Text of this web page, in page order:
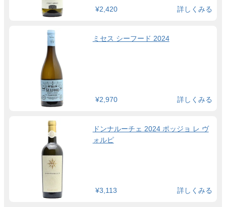
¥2,420 詳しくみる
ミセス シーフード 2024
¥2,970 詳しくみる
ドンナルーチェ 2024 ポッジョ レ ヴ
ォルピ
¥3,113 詳しくみる